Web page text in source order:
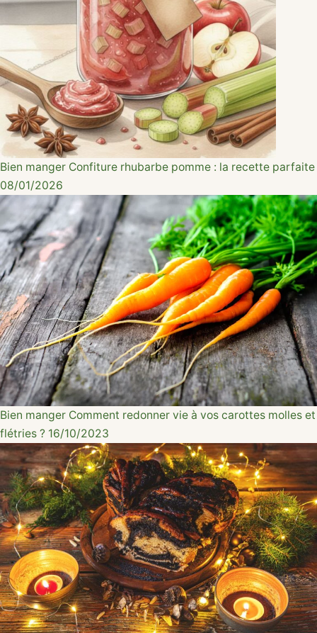
Bien manger Confiture rhubarbe pomme : la recette parfaite
08/01/2026
Bien manger Comment redonner vie à vos carottes molles et
flétries ? 16/10/2023